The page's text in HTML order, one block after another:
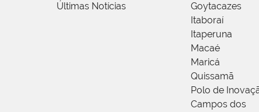
Últimas Notícias
Goytacazes
Itaboraí
Itaperuna
Macaé
Maricá
Quissamã
Polo de
Campos dos